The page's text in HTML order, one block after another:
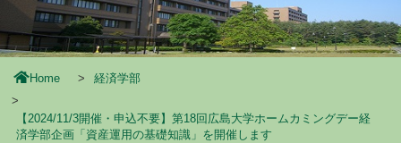
Home 経済学部
【2024/11/3開催・申込不要】第18回広島大学ホームカミングデー経
済学部企画「資産運用の基礎知識」を開催します